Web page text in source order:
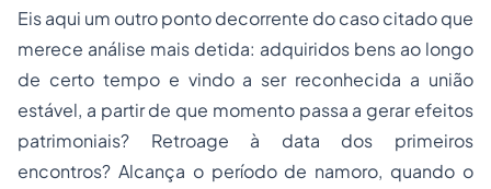
Eis aqui um outro ponto decorrente do caso citado que
merece análise mais detida: adquiridos bens ao longo
de certo tempo e vindo a ser reconhecida a união
estável, a partir de que momento passa a gerar efeitos
patrimoniais? Retroage à data dos primeiros
encontros? Alcança o período de namoro, quando o